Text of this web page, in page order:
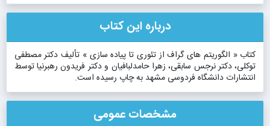
درباره این کتاب
کتاب « الگوریتم های گراف از تئوری تا پیاده سازی » تألیف دکتر مصطفی
توکلی، دکتر نرجس سابقی، زهرا حامدلبافیان و دکتر فریدون رهبرنیا توسط
انتشارات دانشگاه فردوسی مشهد به چاپ رسیده است.
مشخصات عمومی